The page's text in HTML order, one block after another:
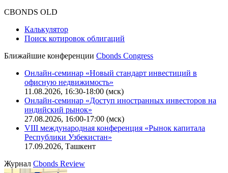
CBONDS OLD
Калькулятор
Поиск котировок облигаций
Ближайшие конференции Cbonds Congress
Онлайн-семинар «Новый стандарт инвестиций в
офисную недвижимость»
11.08.2026, 16:30-18:00 (мск)
Онлайн-семинар «Доступ иностранных инвесторов на
индийский рынок»
27.08.2026, 16:00-17:00 (мск)
VIII международная конференция «Рынок капитала
Республики Узбекистан»
17.09.2026, Ташкент
Журнал Cbonds Review